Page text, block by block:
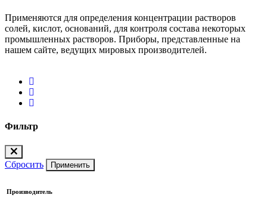
Применяются для определения концентрации растворов
солей, кислот, оснований, для контроля состава некоторых
промышленных растворов. Приборы, представленные на
нашем сайте, ведущих мировых производителей.
Фильтр
Сбросить Применить
Производитель